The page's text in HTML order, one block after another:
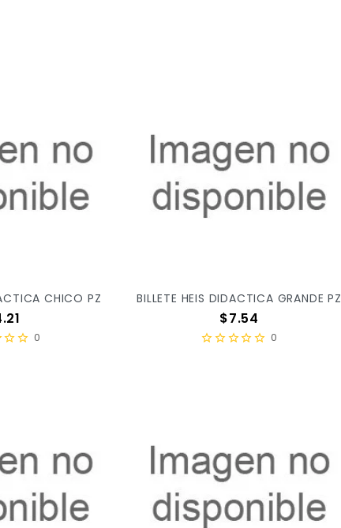
CHICO PZ
0
BILLETE HEIS DIDACTICA GRANDE PZ
Precio
$7.54
0